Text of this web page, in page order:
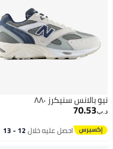
نيو بالانس سنيكرز ٨٨٠
د.ب‏70.53
احصل عليه خلال 12 - 13